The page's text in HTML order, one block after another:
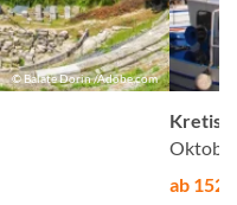
© Balate Dorin /Adobe.com
ab